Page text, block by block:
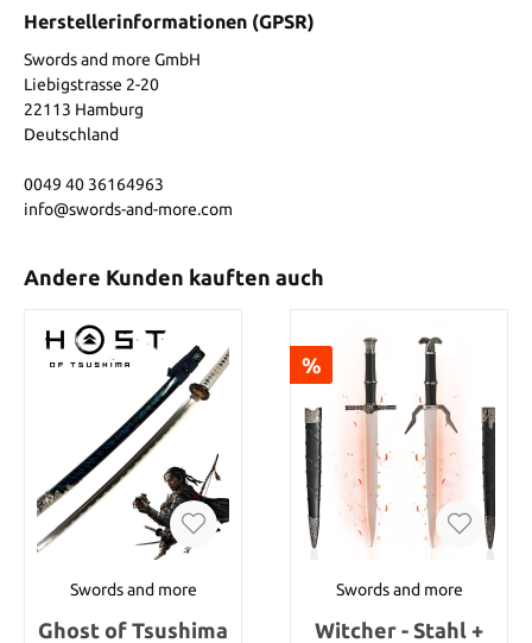
Herstellerinformationen (GPSR)
Swords and more GmbH
Liebigstrasse 2-20
22113 Hamburg
Deutschland
0049 40 36164963
info@swords-and-more.com
Andere Kunden kauften auch
Swords and more
Ghost of Tsushima
%
Swords and more
Witcher - Stahl +